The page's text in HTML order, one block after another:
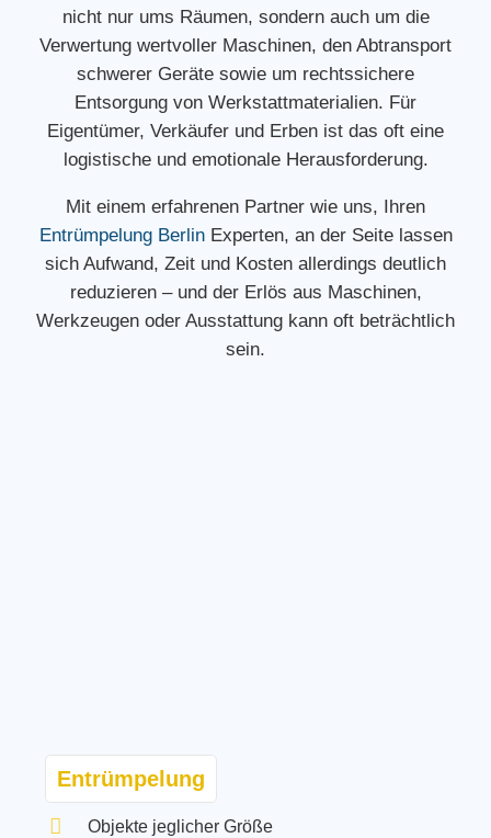
nicht nur ums Räumen, sondern auch um die
Verwertung wertvoller Maschinen, den Abtransport
schwerer Geräte sowie um rechtssichere
Entsorgung von Werkstattmaterialien. Für
Eigentümer, Verkäufer und Erben ist das oft eine
logistische und emotionale Herausforderung.
Mit einem erfahrenen Partner wie uns, Ihren
Entrümpelung BerlinExperten, an der Seite lassen
sich Aufwand, Zeit und Kosten allerdings deutlich
reduzieren – und der Erlös aus Maschinen,
Werkzeugen oder Ausstattung kann oft beträchtlich
sein.
Entrümpelung
Objekte jeglicher Größe